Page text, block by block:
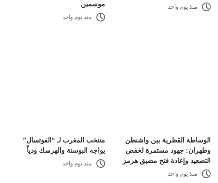
منذ يوم واحد
موسمين
منذ يوم واحد
الوساطة القطرية بين واشنطن
وطهران: جهود مستمرة لخفض
التصعيد وإعادة فتح مضيق هرمز
منذ يوم واحد
منتخب المغرب لـ “الفوتسال”
يواجه البوسنة والهرسك ودياً
منذ يوم واحد